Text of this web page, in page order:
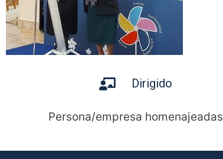
Dirigido
Persona/empresa homenajeadas